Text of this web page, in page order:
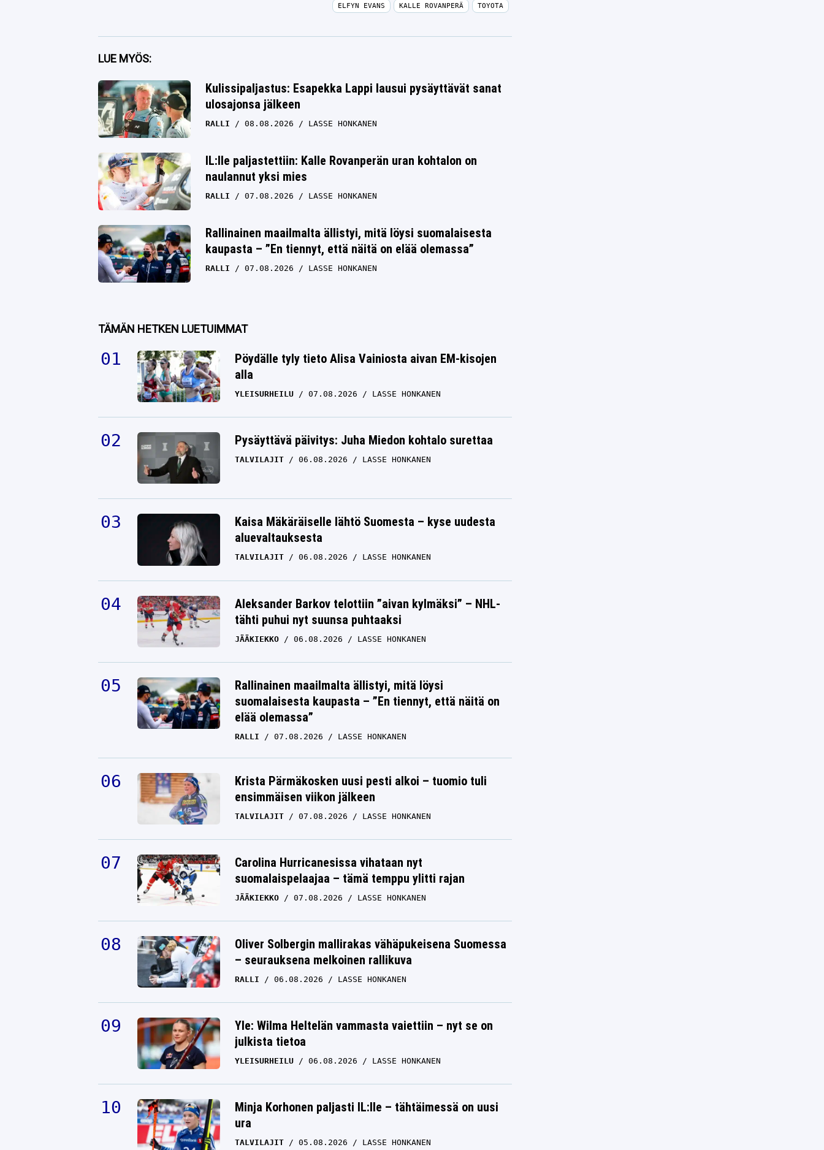
Facebook
Twitter
Whatsapp
ELFYN EVANS KALLE ROVANPERÄ TOYOTA
LUE MYÖS:
Kulissipaljastus: Esapekka Lappi lausui pysäyttävät sanat
ulosajonsa jälkeen
RALLI 08.08.2026 LASSE HONKANEN
IL:lle paljastettiin: Kalle Rovanperän uran kohtalon on
naulannut yksi mies
RALLI 07.08.2026 LASSE HONKANEN
Rallinainen maailmalta ällistyi, mitä löysi suomalaisesta
kaupasta – ”En tiennyt, että näitä on elää olemassa”
RALLI 07.08.2026 LASSE HONKANEN
TÄMÄN HETKEN LUETUIMMAT
Pöydälle tyly tieto Alisa Vainiosta aivan EM-kisojen
alla
YLEISURHEILU 07.08.2026 LASSE HONKANEN
Pysäyttävä päivitys: Juha Miedon kohtalo surettaa
TALVILAJIT 06.08.2026 LASSE HONKANEN
Kaisa Mäkäräiselle lähtö Suomesta – kyse uudesta
aluevaltauksesta
TALVILAJIT 06.08.2026 LASSE HONKANEN
Aleksander Barkov telottiin ”aivan kylmäksi” – NHL-
tähti puhui nyt suunsa puhtaaksi
JÄÄKIEKKO 06.08.2026 LASSE HONKANEN
Rallinainen maailmalta ällistyi, mitä löysi
suomalaisesta kaupasta – ”En tiennyt, että näitä on
elää olemassa”
RALLI 07.08.2026 LASSE HONKANEN
Krista Pärmäkosken uusi pesti alkoi – tuomio tuli
ensimmäisen viikon jälkeen
TALVILAJIT 07.08.2026 LASSE HONKANEN
Carolina Hurricanesissa vihataan nyt
suomalaispelaajaa – tämä temppu ylitti rajan
JÄÄKIEKKO 07.08.2026 LASSE HONKANEN
Oliver Solbergin mallirakas vähäpukeisena Suomessa
– seurauksena melkoinen rallikuva
RALLI 06.08.2026 LASSE HONKANEN
Yle: Wilma Heltelän vammasta vaiettiin – nyt se on
julkista tietoa
YLEISURHEILU 06.08.2026 LASSE HONKANEN
Minja Korhonen paljasti IL:lle – tähtäimessä on uusi
ura
TALVILAJIT 05.08.2026 LASSE HONKANEN